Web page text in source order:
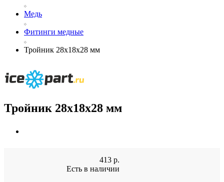
Медь
Фитинги медные
Тройник 28х18х28 мм
Тройник 28х18х28 мм
413 р.
Есть в наличии